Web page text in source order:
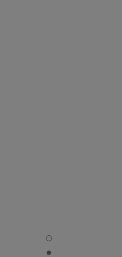
LES BEIGES
LES BEIGES